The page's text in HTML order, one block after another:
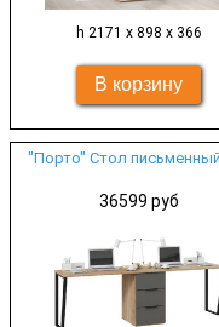
h 2171 х 898 х 366
"Порто" Стол
36599 руб